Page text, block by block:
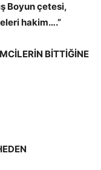
Boyun çetesi,
hakim….”
BİTTİĞİNE